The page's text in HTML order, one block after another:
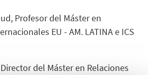
Profesor del Máster en
EU - AM. LATINA e ICS
del Máster en Relaciones